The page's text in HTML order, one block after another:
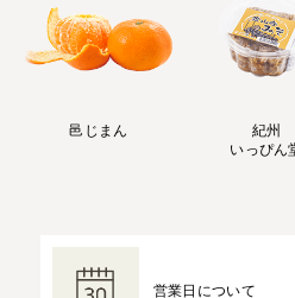
邑じまん
紀州
いっぴん
営業日について